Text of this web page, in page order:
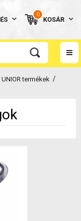
0
KOSÁR
UNIOR termékek /